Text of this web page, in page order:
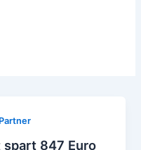
spart 847 Euro